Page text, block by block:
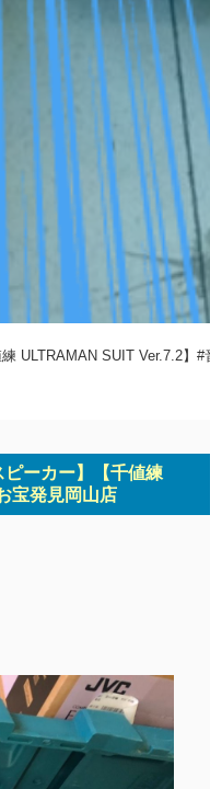
ULTRAMAN SUIT Ver.7.2】
ピーカー】【千値練
宝発見岡山店